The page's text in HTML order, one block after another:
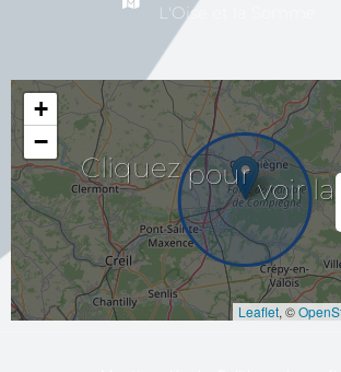
L'Oise et la Somme
Cliquez pour voir
la
+
−
Leaflet, ©